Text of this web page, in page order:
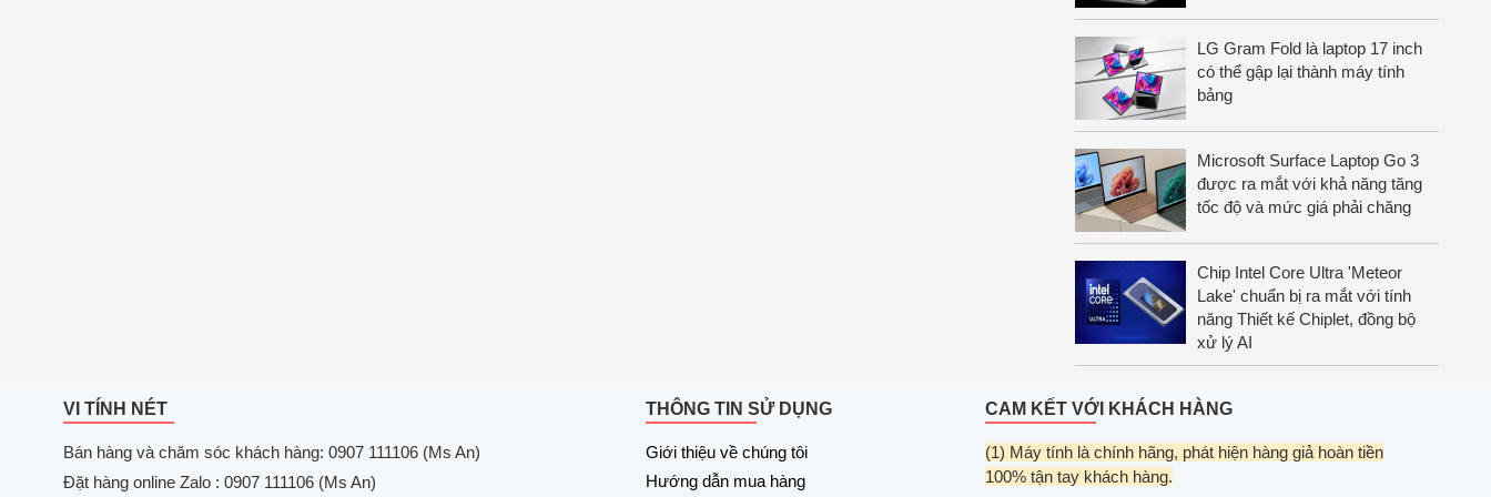
LG Gram Fold là laptop 17 inch
có thể gập lại thành máy tính
bảng
Microsoft Surface Laptop Go 3
được ra mắt với khả năng tăng
tốc độ và mức giá phải chăng
Chip Intel Core Ultra 'Meteor
Lake' chuẩn bị ra mắt với tính
năng Thiết kế Chiplet, đồng bộ
xử lý AI
VI TÍNH NÉT
Bán hàng và chăm sóc khách hàng: 0907 111106 (Ms An)
Đặt hàng online Zalo : 0907 111106 (Ms An)
THÔNG TIN SỬ DỤNG
Giới thiệu về chúng tôi
Hướng dẫn mua hàng
CAM KẾT VỚI KHÁCH HÀNG
(1) Máy tính là chính hãng, phát hiện hàng giả hoàn tiền
100% tận tay khách hàng.